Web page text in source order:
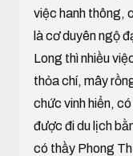
việc hanh thông,
là cơ duyên ngộ
Long thì nhiều
thỏa chí, mây
chức vinh hiển,
được đi du lịch
có thầy Phong